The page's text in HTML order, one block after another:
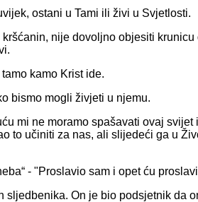
ostani u Tami ili živi u Svjetlosti.
nije dovoljno objesiti
kamo Krist ide.
bismo mogli živjeti u njemu.
mi ne moramo spašavati ovaj
to učiniti za nas, ali slijedeći ga u
- "Proslavio sam i opet ću
On je bio podsjetnik da